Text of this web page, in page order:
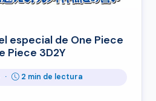
especial de One Piece
Piece 3D2Y
· 2 min de lectura